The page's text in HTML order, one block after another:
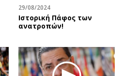
29/08/2024
Ιστορική Πάφος των
ανατροπών!